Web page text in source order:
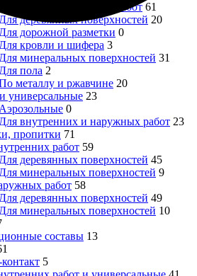
эмали для наружных работ 61
деревянных поверхностей 20
дорожной разметки 0
кровли и шифера 3
минеральных поверхностей 31
пола 2
металлу и ржавчине 20
универсальные 23
0
внутренних и наружных работ 23
пропитки 71
работ 59
деревянных поверхностей 45
минеральных поверхностей 9
работ 58
деревянных поверхностей 49
минеральных поверхностей 10
составы 13
5